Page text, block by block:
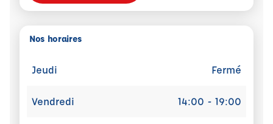
Nos horaires
Jeudi Fermé
Vendredi 14:00 - 19:00